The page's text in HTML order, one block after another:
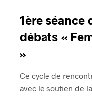
1ère séance
débats «
»
Ce cycle de
avec le soutien de